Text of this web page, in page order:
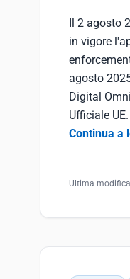
Il 2 agosto
in vigore
agosto
Digital
Ufficiale
Continua a
Ultima